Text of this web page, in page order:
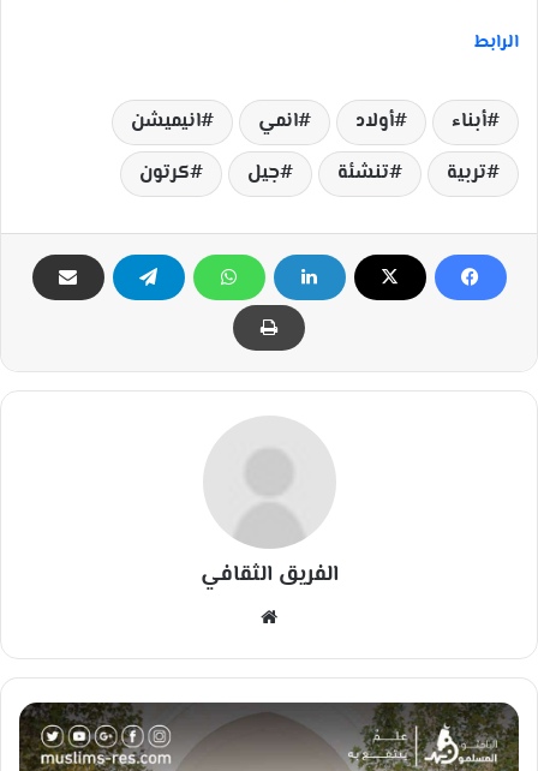
الرابط
أبناء أولاد انمي
انيميشن
تربية
تنشئة جيل كرتون
الفريق الثقافي
الوي
ب
ح
ك
م